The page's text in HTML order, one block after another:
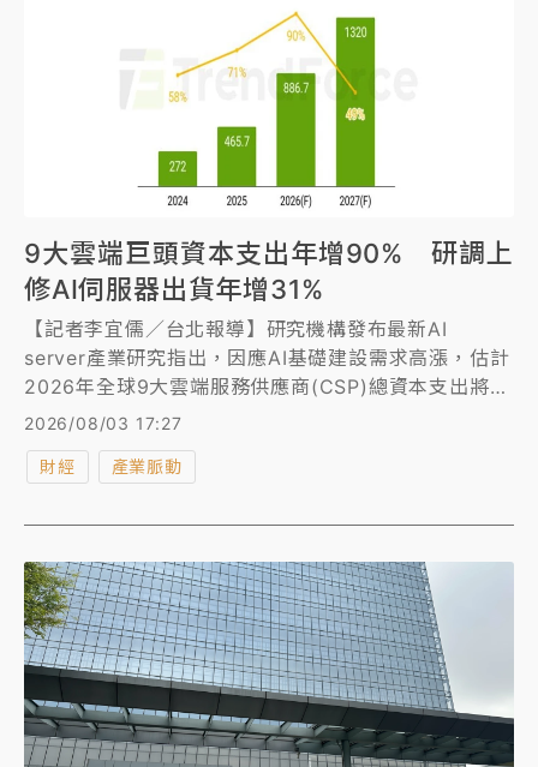
9大雲端巨頭資本支出年增90% 研調上
修AI伺服器出貨年增31%
【記者李宜儒／台北報導】研究機構發布最新AI
server產業研究指出，因應AI基礎建設需求高漲，估計
2026年全球9大雲端服務供應商(CSP)總資本支出將年
增約90%，超大型CSP、Tier-2資料中心業者對
NVIDIA GB/VR等整櫃式AI server方案的採購意願明
顯提高，加上Google、AWS新一代ASIC平台於2026
長幅度，從原先的28%更新為近31%。
2026/08/03 17:27
財經 產業脈動